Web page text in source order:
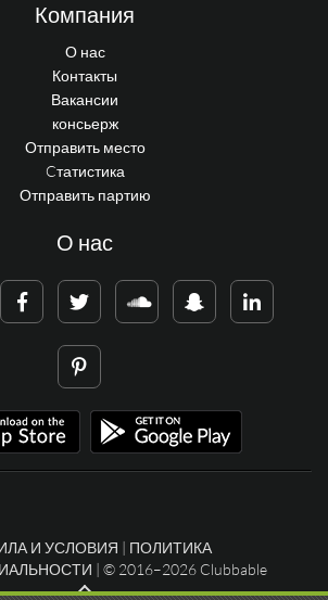
Компания
О нас
Контакты
Вакансии
консьерж
Отправить место
Cтатистика
Отправить партию
О нас
И УСЛОВИЯ | ПОЛИТИКА
| © 2016–2026 Clubbable